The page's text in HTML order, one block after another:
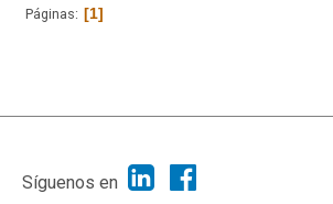
Páginas 1
|
Síguenos en